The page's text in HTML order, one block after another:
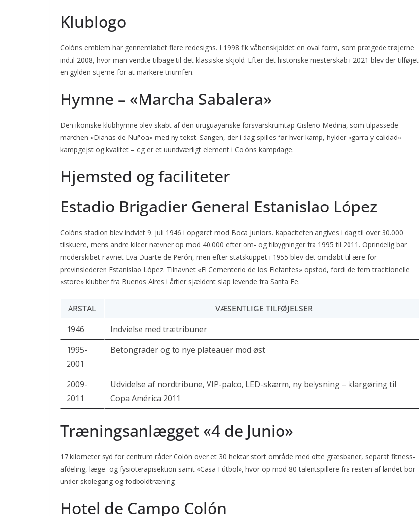
Klublogo
Colóns emblem har gennemløbet flere redesigns. I 1998 fik våbenskjoldet en oval form, som prægede trøjerne
indtil 2008, hvor man vendte tilbage til det klassiske skjold. Efter det historiske mesterskab i 2021 blev der tilføjet
en gylden stjerne for at markere triumfen.
Hymne – «Marcha Sabalera»
Den ikoniske klubhymne blev skabt af den uruguayanske forsvarskrumtap Gisleno Medina, som tilpassede
marchen «Dianas de Ñuñoa» med ny tekst. Sangen, der i dag spilles før hver kamp, hylder «garra y calidad» –
kampgejst og kvalitet – og er et uundværligt element i Colóns kampdage.
Hjemsted og faciliteter
Estadio Brigadier General Estanislao López
Colóns stadion blev indviet 9. juli 1946 i opgøret mod Boca Juniors. Kapaciteten angives i dag til over 30.000
tilskuere, mens andre kilder nævner op mod 40.000 efter om- og tilbygninger fra 1995 til 2011. Oprindelig bar
moderskibet navnet Eva Duarte de Perón, men efter statskuppet i 1955 blev det omdøbt til ære for
provinslederen Estanislao López. Tilnavnet «El Cementerio de los Elefantes» opstod, fordi de fem traditionelle
«store» klubber fra Buenos Aires i årtier sjældent slap levende fra Santa Fe.
ÅRSTAL
VÆSENTLIGE TILFØJELSER
1946
Indvielse med trætribuner
1995-
2001
Betongrader og to nye plateauer mod øst
2009-
2011
Udvidelse af nordtribune, VIP-palco, LED-skærm, ny belysning – klargøring til
Copa América 2011
Træningsanlægget «4 de Junio»
17 kilometer syd for centrum råder Colón over et 30 hektar stort område med otte græsbaner, separat fitness-
afdeling, læge- og fysioterapisektion samt «Casa Fútbol», hvor op mod 80 talentspillere fra resten af landet bor
under skolegang og fodboldtræning.
Hotel de Campo Colón